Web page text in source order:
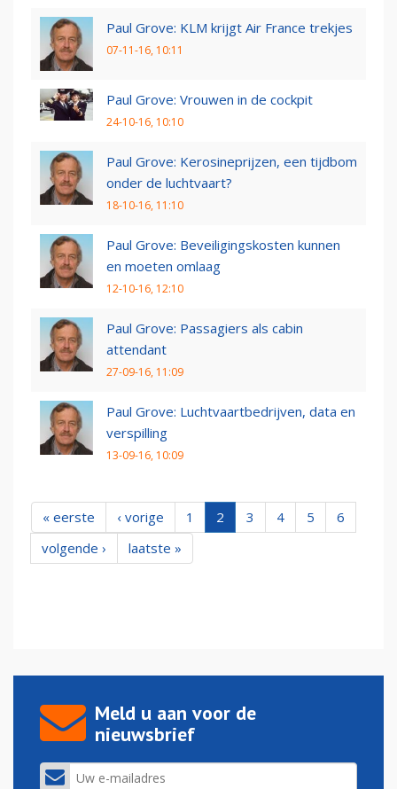
Paul Grove: KLM krijgt Air France trekjes
07-11-16, 10:11
Paul Grove: Vrouwen in de cockpit
24-10-16, 10:10
Paul Grove: Kerosineprijzen, een tijdbom
onder de luchtvaart?
18-10-16, 11:10
Paul Grove: Beveiligingskosten kunnen
en moeten omlaag
12-10-16, 12:10
Paul Grove: Passagiers als cabin
attendant
27-09-16, 11:09
Paul Grove: Luchtvaartbedrijven, data en
verspilling
13-09-16, 10:09
« eerste ‹ vorige 1 2 3 4 5
6
volgende ›
laatste »
Meld u aan voor de
nieuwsbrief